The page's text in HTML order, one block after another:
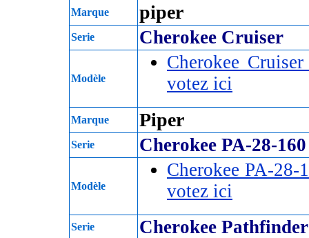
Marque piper
Serie Cherokee Cruiser
Modèle
Cherokee
votez ici
Marque Piper
Serie Cherokee PA-28-160
Modèle
Cherokee PA-
votez ici
Serie Cherokee Pathfinder